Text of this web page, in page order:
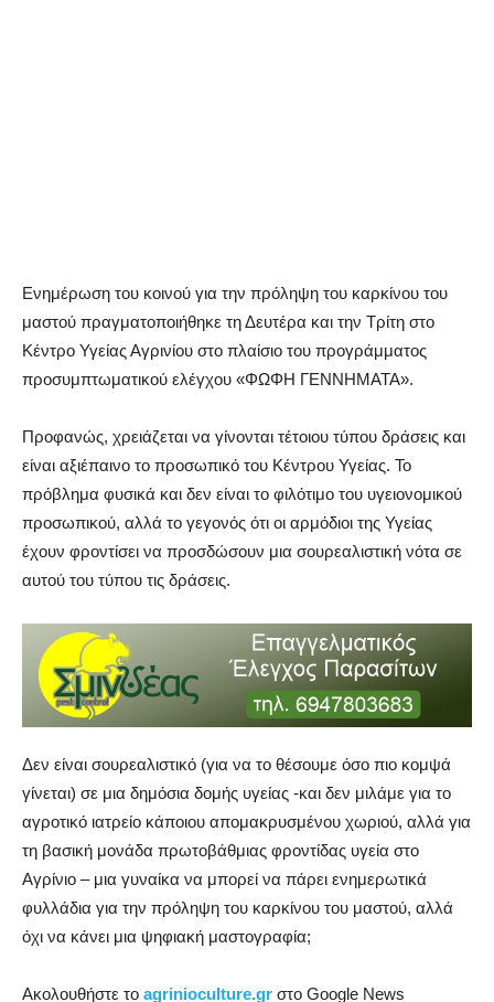
Ενημέρωση του κοινού για την πρόληψη του καρκίνου του
μαστού πραγματοποιήθηκε τη Δευτέρα και την Τρίτη στο
Κέντρο Υγείας Αγρινίου στο πλαίσιο του προγράμματος
προσυμπτωματικού ελέγχου «ΦΩΦΗ ΓΕΝΝΗΜΑΤΑ».
Προφανώς, χρειάζεται να γίνονται τέτοιου τύπου δράσεις και
είναι αξιέπαινο το προσωπικό του Κέντρου Υγείας. Το
πρόβλημα φυσικά και δεν είναι το φιλότιμο του υγειονομικού
προσωπικού, αλλά το γεγονός ότι οι αρμόδιοι της Υγείας
έχουν φροντίσει να προσδώσουν μια σουρεαλιστική νότα σε
αυτού του τύπου τις δράσεις.
Δεν είναι σουρεαλιστικό (για να το θέσουμε όσο πιο κομψά
γίνεται) σε μια δημόσια δομής υγείας -και δεν μιλάμε για το
αγροτικό ιατρείο κάποιου απομακρυσμένου χωριού, αλλά για
τη βασική μονάδα πρωτοβάθμιας φροντίδας υγεία στο
Αγρίνιο – μια γυναίκα να μπορεί να πάρει ενημερωτικά
φυλλάδια για την πρόληψη του καρκίνου του μαστού, αλλά
όχι να κάνει μια ψηφιακή μαστογραφία;
Ακολουθήστε το agrinioculture.gr στο Google News